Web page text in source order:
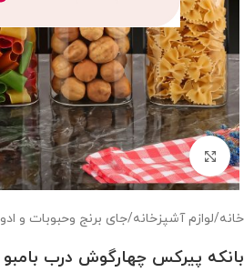
بزرگنمایی تصویر
خانه/لوازم آشپزخانه/جای برنج وحبوبات و
بانکه پیرکس چهارگوش درب